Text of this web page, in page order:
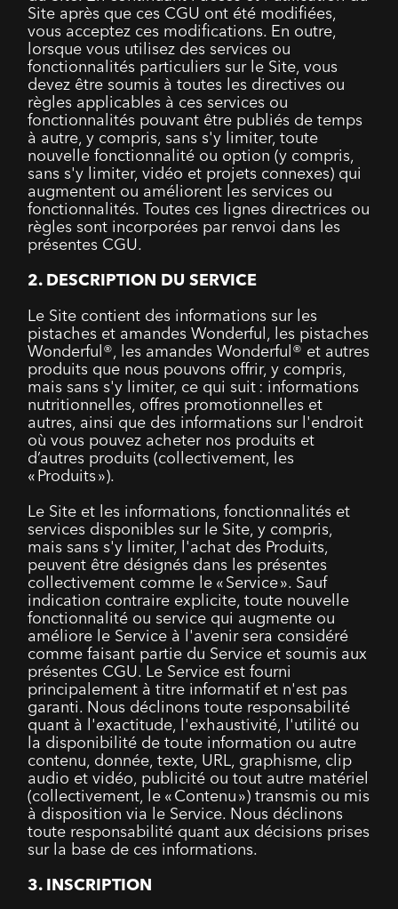
Site après que ces CGU ont été modifiées,
vous acceptez ces modifications. En outre,
lorsque vous utilisez des services ou
fonctionnalités particuliers sur le Site, vous
devez être soumis à toutes les directives ou
règles applicables à ces services ou
fonctionnalités pouvant être publiés de temps
à autre, y compris, sans s'y limiter, toute
nouvelle fonctionnalité ou option (y compris,
sans s'y limiter, vidéo et projets connexes) qui
augmentent ou améliorent les services ou
fonctionnalités. Toutes ces lignes directrices ou
règles sont incorporées par renvoi dans les
présentes CGU.
2. DESCRIPTION DU SERVICE
Le Site contient des informations sur les
pistaches et amandes Wonderful, les pistaches
Wonderful®, les amandes Wonderful® et autres
produits que nous pouvons offrir, y compris,
mais sans s'y limiter, ce qui suit : informations
nutritionnelles, offres promotionnelles et
autres, ainsi que des informations sur l'endroit
où vous pouvez acheter nos produits et
d’autres produits (collectivement, les
« Produits »).
Le Site et les informations, fonctionnalités et
services disponibles sur le Site, y compris,
mais sans s'y limiter, l'achat des Produits,
peuvent être désignés dans les présentes
collectivement comme le « Service ». Sauf
indication contraire explicite, toute nouvelle
fonctionnalité ou service qui augmente ou
améliore le Service à l'avenir sera considéré
comme faisant partie du Service et soumis aux
présentes CGU. Le Service est fourni
principalement à titre informatif et n'est pas
garanti. Nous déclinons toute responsabilité
quant à l'exactitude, l'exhaustivité, l'utilité ou
la disponibilité de toute information ou autre
contenu, donnée, texte, URL, graphisme, clip
audio et vidéo, publicité ou tout autre matériel
(collectivement, le « Contenu ») transmis ou mis
à disposition via le Service. Nous déclinons
toute responsabilité quant aux décisions prises
sur la base de ces informations.
3. INSCRIPTION